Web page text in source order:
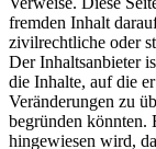
fremden Inhalt
zivilrechtliche oder
Der Inhaltsanbieter
die Inhalte, auf die
Veränderungen zu
begründen könnten.
hingewiesen wird,